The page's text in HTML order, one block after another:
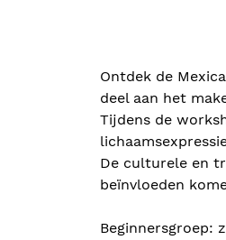
Ontdek de
deel aan het
Tijdens de
De culturele en
beïnvloeden
Beginnersgroep: